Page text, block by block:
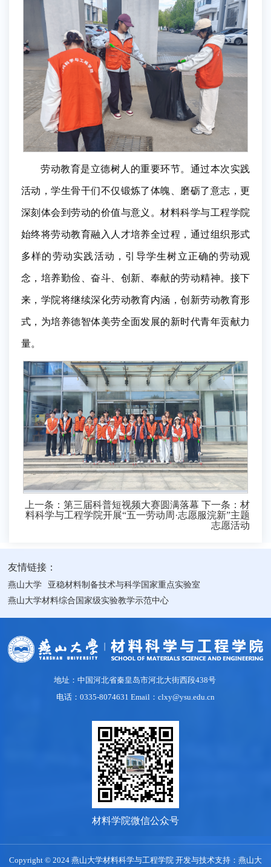
劳动教育是立德树人的重要环节。通过本次实践
活动，学生骨干们不仅锻炼了体魄、磨砺了意志，更
深刻体会到劳动的价值与意义。材料科学与工程学院
始终将劳动教育融入人才培养全过程，通过组织形式
多样的劳动实践活动，引导学生树立正确的劳动观
念，培养勤俭、奋斗、创新、奉献的劳动精神。接下
来，学院将继续深化劳动教育内涵，创新劳动教育形
式，为培养德智体美劳全面发展的新时代青年贡献力
量。
上一条： 第三届科普短视频大赛圆满落幕 下一条： 材
料科学与工程学院开展“五一劳动周·志愿服浣新”主题
志愿活动
友情链接：
燕山大学
亚稳材料制备技术与科学国家重点实验室
燕山大学材料综合国家级实验教学示范中心
地址：中国河北省秦皇岛市河北大街西段438号
电话：0335-8074631 Email：clxy@ysu.edu.cn
材料学院微信公众号
Copyright © 2024 燕山大学材料科学与工程学院 开发与技术支持：燕山大